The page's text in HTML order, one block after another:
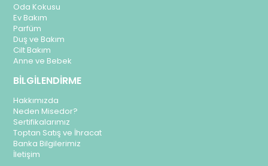
Oda Kokusu
Ev Bakım
Parfüm
Duş ve Bakım
Cilt Bakım
Anne ve Bebek
BİLGİLENDİRME
Hakkımızda
Neden Misedor?
Sertifikalarımız
Toptan Satış ve İhracat
Banka Bilgilerimiz
İletişim